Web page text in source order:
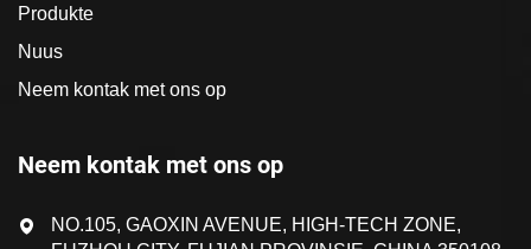
Produkte
Nuus
Neem kontak met ons op
Neem kontak met ons op
NO.105, GAOXIN AVENUE, HIGH-TECH ZONE,